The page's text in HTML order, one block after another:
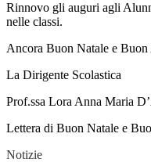
Rinnovo gli auguri agli
nelle classi.
Ancora Buon Natale e
La Dirigente Scolastica
Prof.ssa Lora Anna Maria
Lettera di Buon Natale e
Notizie